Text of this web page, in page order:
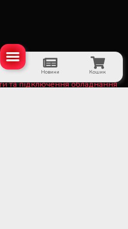
Новини Кошик
та підключення обладнання